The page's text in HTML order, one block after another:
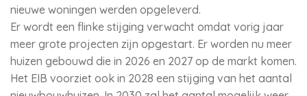
nieuwe woningen werden opgeleverd.
Er wordt een flinke stijging verwacht omdat vorig jaar
meer grote projecten zijn opgestart. Er worden nu meer
huizen gebouwd die in 2026 en 2027 op de markt komen.
Het EIB voorziet ook in 2028 een stijging van het aantal